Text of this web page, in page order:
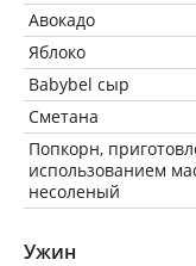
Авокадо
Яблоко
Babybel сыр
Сметана
Попкорн,
использованием
несоленый
Ужин